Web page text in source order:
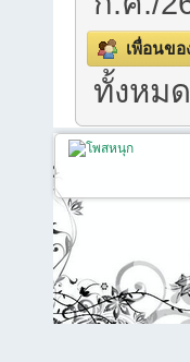
เพื่อนขอ
ทั้งหม